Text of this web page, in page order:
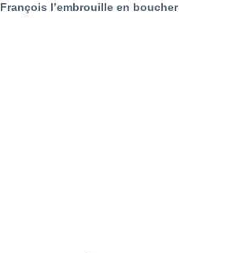
François l’embrouille en boucher